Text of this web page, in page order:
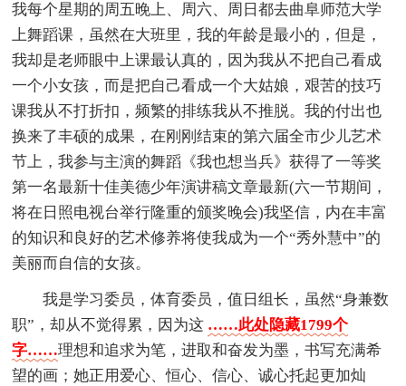
我每个星期的周五晚上、周六、周日都去曲阜师范大学
上舞蹈课，虽然在大班里，我的年龄是最小的，但是，
我却是老师眼中上课最认真的，因为我从不把自己看成
一个小女孩，而是把自己看成一个大姑娘，艰苦的技巧
课我从不打折扣，频繁的排练我从不推脱。我的付出也
换来了丰硕的成果，在刚刚结束的第六届全市少儿艺术
节上，我参与主演的舞蹈《我也想当兵》获得了一等奖
第一名最新十佳美德少年演讲稿文章最新(六一节期间，
将在日照电视台举行隆重的颁奖晚会)我坚信，内在丰富
的知识和良好的艺术修养将使我成为一个“秀外慧中”的
美丽而自信的女孩。
我是学习委员，体育委员，值日组长，虽然“身兼数
职”，却从不觉得累，因为这 ……此处隐藏1799个
字……理想和追求为笔，进取和奋发为墨，书写充满希
望的画；她正用爱心、恒心、信心、诚心托起更加灿